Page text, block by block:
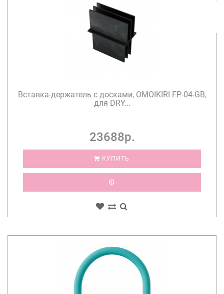
Вставка-держатель с досками, OMOIKIRI FP-04-GB,
для DRY...
23688р.
КУПИТЬ